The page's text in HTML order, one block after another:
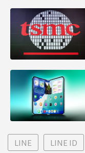
LINE LINE ID